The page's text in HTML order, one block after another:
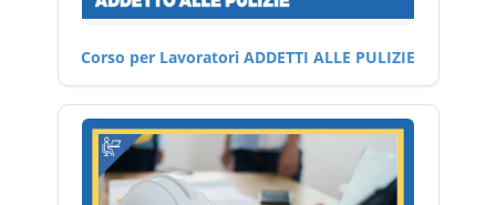
Corso per Lavoratori ADDETTI ALLE PULIZIE